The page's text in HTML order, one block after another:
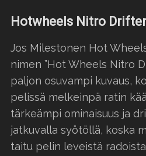
Hotwheels Nitro
Jos Milestonen Hot
nimen ”Hot Wheels Nitro
paljon osuvampi kuvaus,
pelissä melkeinpä ratin
tärkeämpi ominaisuus ja
jatkuvalla syötöllä, koska
taitu pelin leveistä